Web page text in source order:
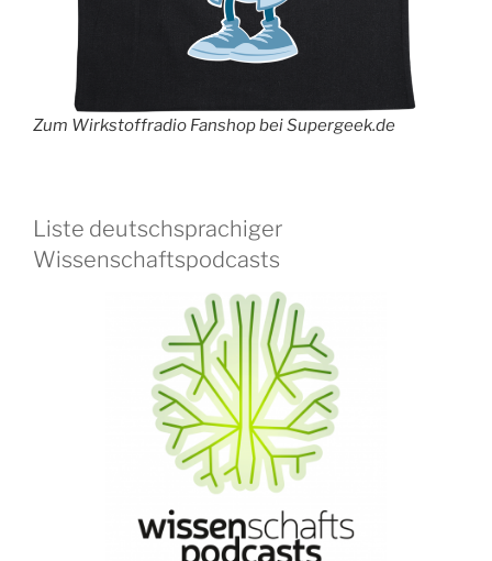
Zum Wirkstoffradio Fanshop bei Supergeek.de
Liste deutschsprachiger
Wissenschaftspodcasts